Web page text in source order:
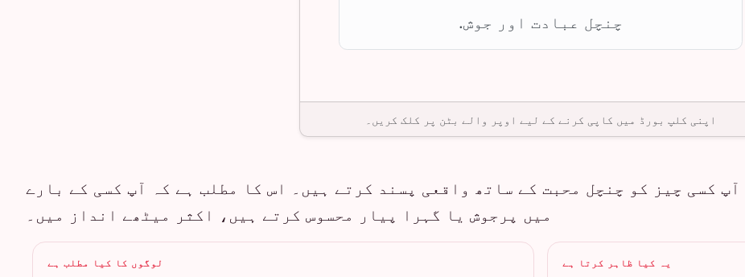
چنچل عبادت اور جوش.
اپنی کلپ بورڈ میں کاپی کرنے کے لیے اوپر والے بٹن پر کلک کریں۔
کسی چیز کو چنچل محبت کے ساتھ واقعی پسند کرتے ہیں۔ اس کا مطلب ہے کہ آپ کسی کے بارے
میں پرجوش یا گہرا پیار محسوس کرتے ہیں، اکثر میٹھے انداز میں۔
یہ کیا ظاہر کرتا ہے لوگوں کا کیا مطلب ہے